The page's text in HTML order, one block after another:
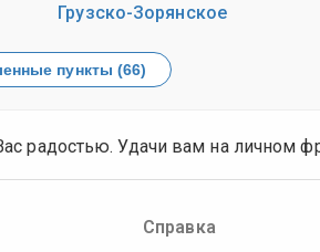
Грузско-Зорянское
пункты (66)
радостью. Удачи вам на личном
Справка